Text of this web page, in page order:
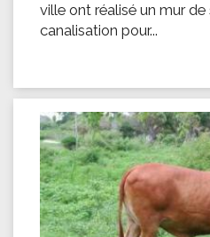
ville ont réalisé un mur
canalisation pour...